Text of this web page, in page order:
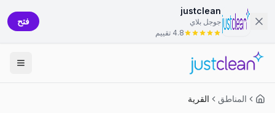
justclean
جوجل بلاي
4.8 تقييم
فتح
المناطق القرية